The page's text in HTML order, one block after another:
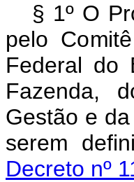
§ 1º O
pelo
Federal do
Fazenda,
Gestão e
serem
Decreto nº